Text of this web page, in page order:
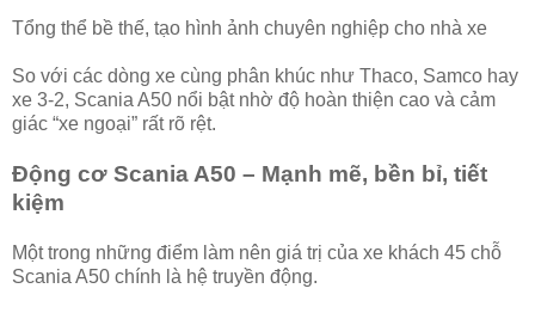
Tổng thể bề thế, tạo hình ảnh chuyên nghiệp cho nhà xe
So với các dòng xe cùng phân khúc như Thaco, Samco hay
xe 3-2, Scania A50 nổi bật nhờ độ hoàn thiện cao và cảm
giác “xe ngoại” rất rõ rệt.
Động cơ Scania A50 – Mạnh mẽ, bền bỉ, tiết
kiệm
Một trong những điểm làm nên giá trị của xe khách 45 chỗ
Scania A50 chính là hệ truyền động.